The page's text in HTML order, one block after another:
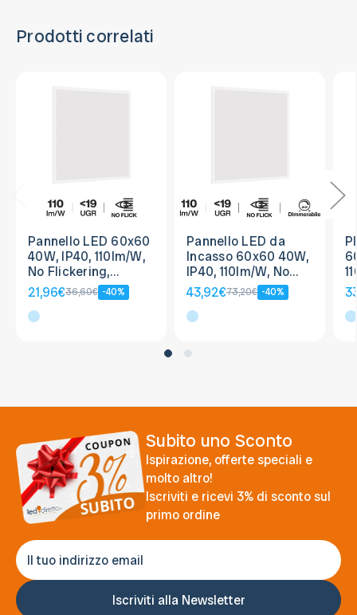
Prodotti correlati
Pannello LED 60x60
40W, IP40, 110lm/W,
No Flickering,
UGR19, CLASSE II
21,96€36,60€ -40%
Pannello LED da
Incasso 60x60 40W,
IP40, 110lm/W, No
Flickering, UGR19 -
DIMMERABILE
43,92€73,20€ -40%
Subito uno Sconto
Ispirazione, offerte speciali e
molto altro!
Iscriviti e ricevi 3% di sconto sul
primo ordine